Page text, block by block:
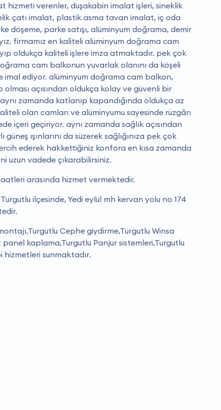
hizmeti verenler, duşakabin imalat işleri, sineklik
çatı imalat, plastik asma tavan imalat, iç oda
döşeme, parke satışı, alüminyum doğrama, demir
firmamız en kaliteli alüminyum doğrama cam
oldukça kaliteli işlere imza atmaktadır. pek çok
cam balkonun yuvarlak olanını da köşeli
imal ediyor. alüminyum doğrama cam balkon,
açısından oldukça kolay ve güvenli bir
zamanda katlanıp kapandığında oldukça az
olan camları ve alüminyumu sayesinde rüzgârı
içeri geçiriyor. aynı zamanda sağlık açısından
ışınlarını da süzerek sağlığınıza pek çok
ederek hakkettiğiniz konfora en kısa zamanda
uzun vadede çıkarabilirsiniz.
arasında hizmet vermektedir.
ilçesinde, Yedi eylül mh kervan yolu no 174
Cephe giydirme,Turgutlu Winsa
kaplama,Turgutlu Panjur sistemleri,Turgutlu
sunmaktadır.